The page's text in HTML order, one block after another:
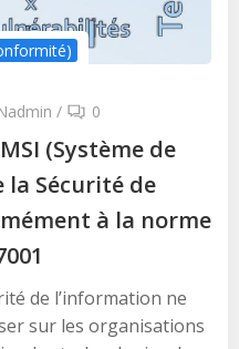
/ 0
(Système de
la Sécurité de
à la norme
de l’information ne
sur les organisations